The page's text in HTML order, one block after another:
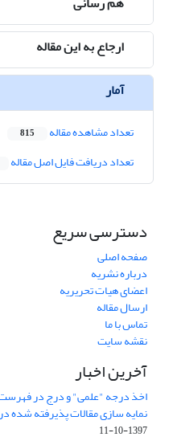
ارجاع به این مقاله
آمار
تعداد مشاهده مقاله 815
تعداد دریافت فایل اصل مقاله
دسترسی سریع
صفحه اصلی
درباره نشریه
اعضای هیات تحریریه
ارسال مقاله
تماس با ما
نقشه سایت
آخرین اخبار
اخذ درجه "علمی" و درج در
نمایه سازی مقالات پذیرفته شده
1397-10-11